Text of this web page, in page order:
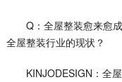
Q：全屋整装愈来愈
全屋整装行业的现状？
KINJODESIGN：全